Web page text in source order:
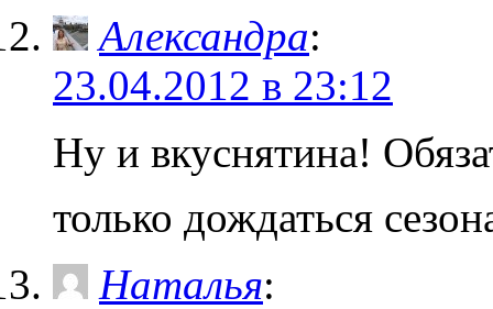
Александра:
23.04.2012 в 23:12
Ну и вкуснятина!
только дождаться
Наталья: